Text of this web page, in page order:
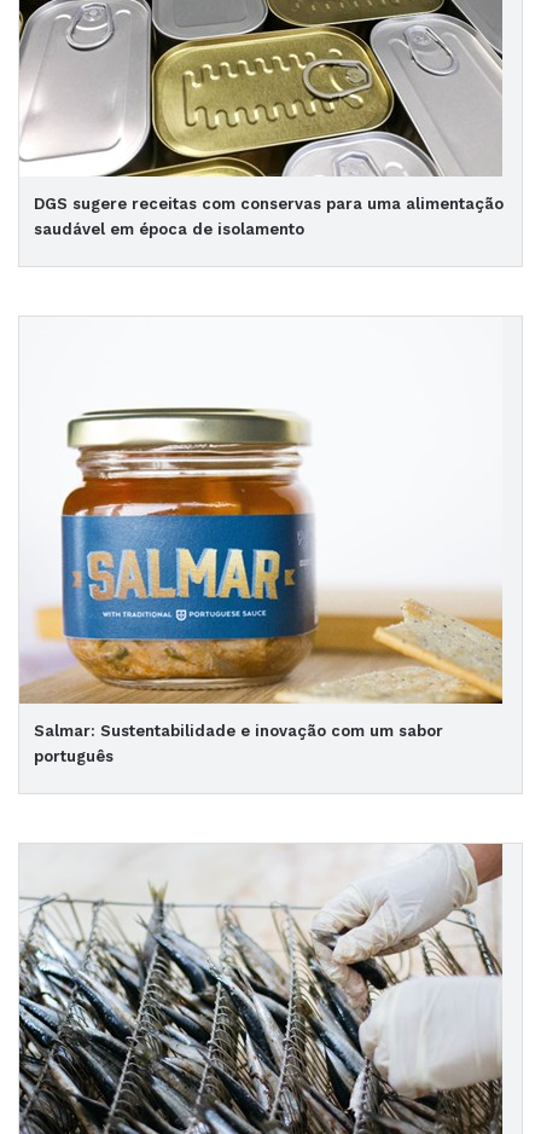
DGS sugere receitas com conservas para uma alimentação
saudável em época de isolamento
Salmar: Sustentabilidade e inovação com um sabor
português